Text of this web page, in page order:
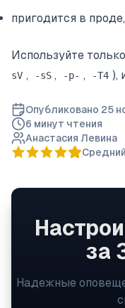
пригодится в
Используйте
sV , -sS , -p- , -T4 ),
Опубликовано 25
6 минут чтения
Анастасия Левина
за
Надежные